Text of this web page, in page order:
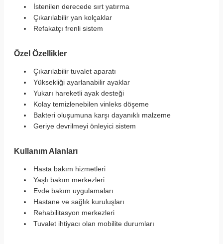
İstenilen derecede sırt yatırma
Çıkarılabilir yan kolçaklar
Refakatçı frenli sistem
Özel Özellikler
Çıkarılabilir tuvalet aparatı
Yüksekliği ayarlanabilir ayaklar
Yukarı hareketli ayak desteği
Kolay temizlenebilen vinleks döşeme
Bakteri oluşumuna karşı dayanıklı malzeme
Geriye devrilmeyi önleyici sistem
Kullanım Alanları
Hasta bakım hizmetleri
Yaşlı bakım merkezleri
Evde bakım uygulamaları
Hastane ve sağlık kuruluşları
Rehabilitasyon merkezleri
Tuvalet ihtiyacı olan mobilite durumları